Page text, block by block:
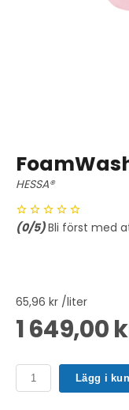
HESSA®
(0/5)Bli först med
65,96 kr /liter
1 649,00
Lägg i